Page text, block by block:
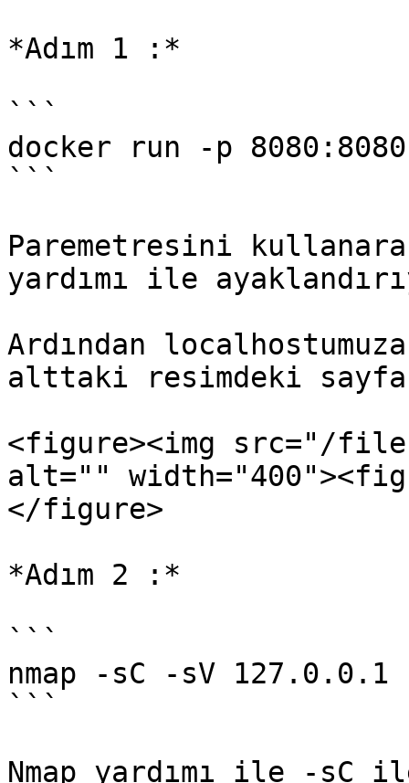
*Adım 1 :*
```
docker run -p
```
Paremetresini
yardımı ile
Ardından
alttaki resimdeki sayfa
<figure><img src="/
alt=""
</figure>
*Adım 2 :*
```
nmap -sC -sV
```
Nmap yardımı ile -sC